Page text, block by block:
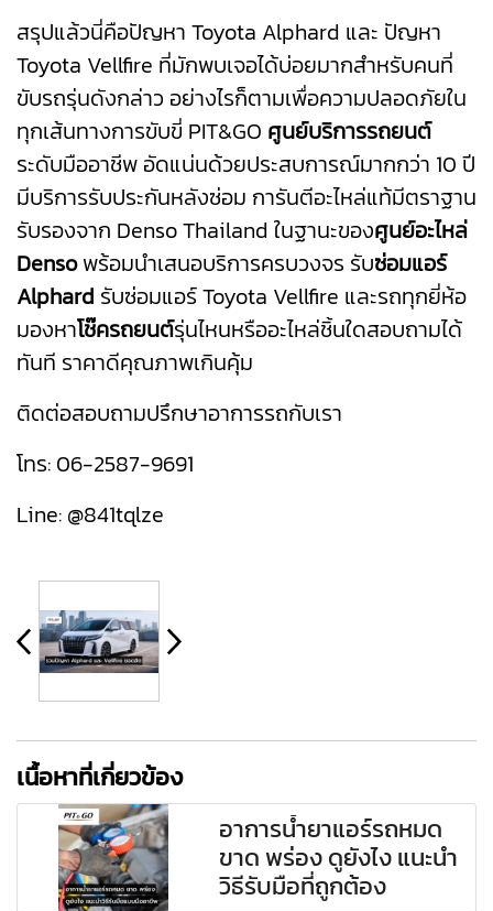
สรุปแล้วนี่คือปัญหา Toyota Alphard และ ปัญหา
Toyota Vellfire ที่มักพบเจอได้บ่อยมากสำหรับคนที่
ขับรถรุ่นดังกล่าว อย่างไรก็ตามเพื่อความปลอดภัยใน
ทุกเส้นทางการขับขี่ PIT&GO ศูนย์บริการรถยนต์
ระดับมืออาชีพ อัดแน่นด้วยประสบการณ์มากกว่า 10 ปี
มีบริการรับประกันหลังซ่อม การันตีอะไหล่แท้มีตราฐาน
รับรองจาก Denso Thailand ในฐานะของศูนย์อะไหล่
Densoพร้อมนำเสนอบริการครบวงจร รับซ่อมแอร์
Alphard รับซ่อมแอร์Toyota Vellfire และรถทุกยี่ห้อ
มองหาโช๊ครถยนต์รุ่นไหนหรืออะไหล่ชิ้นใดสอบถามได้
ทันที ราคาดีคุณภาพเกินคุ้ม
ติดต่อสอบถามปรึกษาอาการรถกับเรา
โทร: 06-2587-9691
Line: @841tqlze
เนื้อหาที่เกี่ยวข้อง
อาการน้ำยาแอร์รถหมด
ขาด พร่อง ดูยังไง แนะนำ
วิธีรับมือที่ถูกต้อง